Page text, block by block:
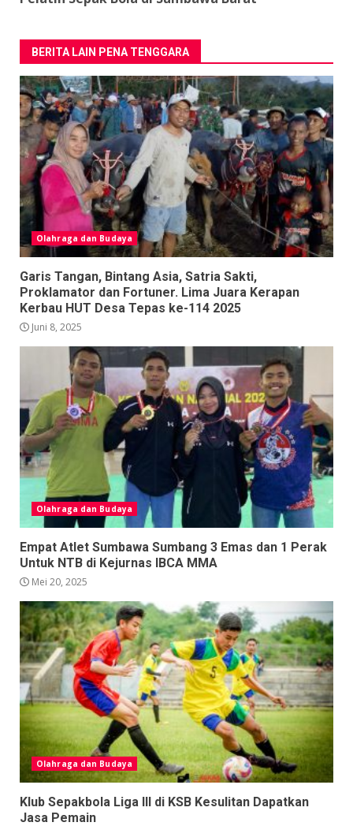
BERITA LAIN PENA TENGGARA
Olahraga dan Budaya
Garis Tangan, Bintang Asia, Satria Sakti,
Proklamator dan Fortuner. Lima Juara Kerapan
Kerbau HUT Desa Tepas ke-114 2025
Juni 8, 2025
Olahraga dan Budaya
Empat Atlet Sumbawa Sumbang 3 Emas dan 1 Perak
Untuk NTB di Kejurnas IBCA MMA
Mei 20, 2025
Olahraga dan Budaya
Klub Sepakbola Liga III di KSB Kesulitan Dapatkan
Jasa Pemain